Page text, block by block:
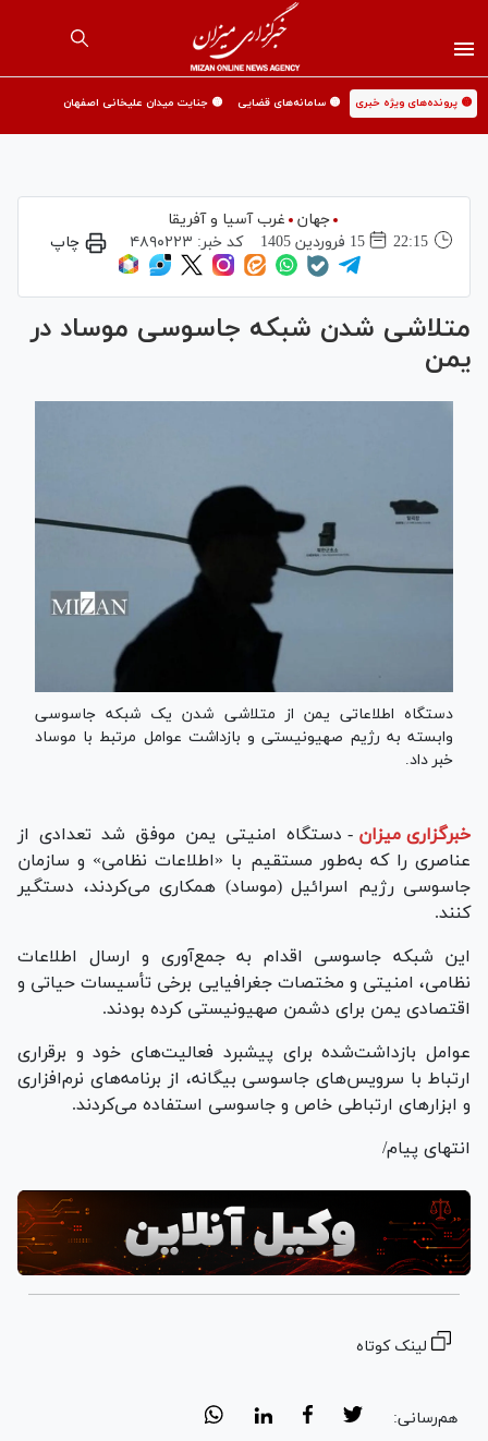
🟡 پرونده‌های ویژه خبری 🟡 سامانه‌های قضایی 🟡 جنایت میدان علیخانی اصفهان
جهان
غرب آسیا و آفریقا
22:15
15 فروردين 1405 کد خبر: ۴۸۹۰۲۲۳ چاپ
متلاشی شدن شبکه جاسوسی موساد در
یمن
دستگاه اطلاعاتی یمن از متلاشی شدن یک شبکه جاسوسی
وابسته به رژیم صهیونیستی و بازداشت عوامل مرتبط با موساد
خبر داد.
خبرگزاری میزان - دستگاه امنیتی یمن موفق شد تعدادی از
عناصری را که به‌طور مستقیم با «اطلاعات نظامی» و سازمان
جاسوسی رژیم اسرائیل (موساد) همکاری می‌کردند، دستگیر
کنند.
این شبکه جاسوسی اقدام به جمع‌آوری و ارسال اطلاعات
نظامی، امنیتی و مختصات جغرافیایی برخی تأسیسات حیاتی و
اقتصادی یمن برای دشمن صهیونیستی کرده بودند.
عوامل بازداشت‌شده برای پیشبرد فعالیت‌های خود و برقراری
ارتباط با سرویس‌های جاسوسی بیگانه، از برنامه‌های نرم‌افزاری
و ابزار‌های ارتباطی خاص و جاسوسی استفاده می‌کردند.
انتهای پیام/
لینک کوتاه
هم‌رسانی: